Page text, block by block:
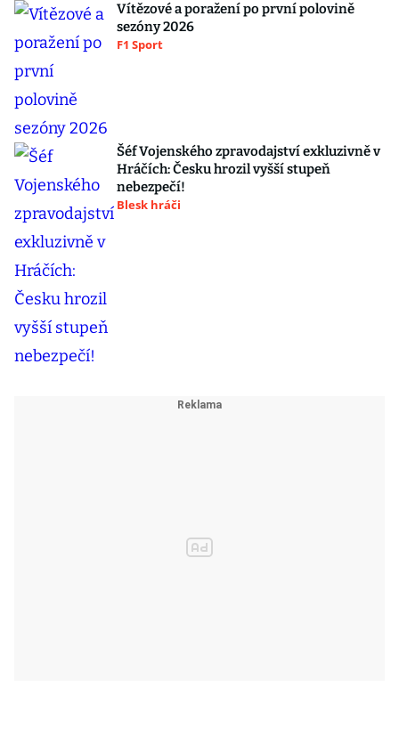
Vítězové a poražení po první polovině
sezóny 2026
F1 Sport
Šéf Vojenského zpravodajství exkluzivně v
Hráčích: Česku hrozil vyšší stupeň
nebezpečí!
Blesk hráči